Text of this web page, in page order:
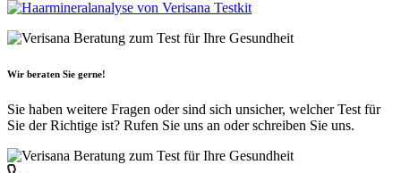
Wir beraten Sie gerne!
Sie haben weitere Fragen oder sind sich unsicher, welcher Test für
Sie der Richtige ist? Rufen Sie uns an oder schreiben Sie uns.